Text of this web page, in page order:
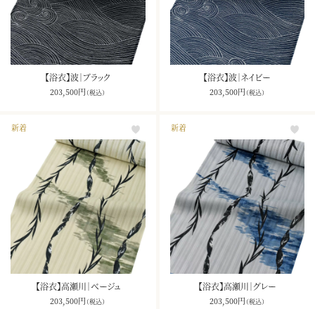
【浴衣】波｜ブラック
203,500円 （税込）
【浴衣】波｜ネイビー
203,500円 （税込）
新着
【浴衣】高瀬川｜ベージュ
203,500円 （税込）
新着
【浴衣】高瀬川｜グレー
203,500円 （税込）